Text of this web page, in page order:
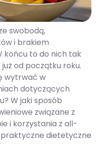
swobodą,
i brakiem
końcu to do nich tak
od początku roku.
wytrwać w
dotyczących
W jaki sposób
związane z
i korzystania z all-
praktyczne dietetyczne